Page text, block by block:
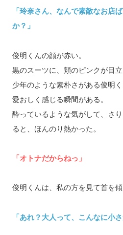
「玲奈さん、なんで素敵なお店
か？」
俊明くんの顔が赤い。
黒のスーツに、頬のピンクが目立
少年のような素朴さがある俊明
愛おしく感じる瞬間がある。
酔っているような気がして、さ
ると、ほんのり熱かった。
「オトナだからねっ」
俊明くんは、私の方を見て首を傾
「あれ？大人って、こんなに小